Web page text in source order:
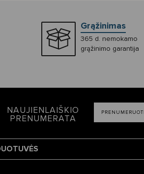
Grąžinimas
365 d. nemokamo
grąžinimo garantija
NAUJIENLAIŠKIO
PRENUMERATA
PRENUMERUOTI